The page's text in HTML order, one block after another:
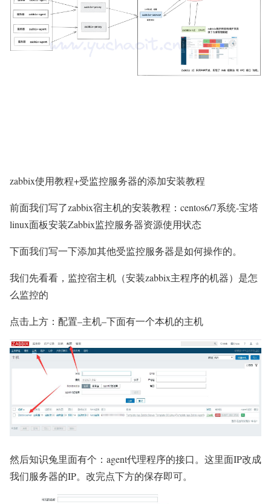
zabbix使用教程+受监控服务器的添加安装教程
前面我们写了zabbix宿主机的安装教程：centos6/7系统-宝塔
linux面板安装Zabbix监控服务器资源使用状态
下面我们写一下添加其他受监控服务器是如何操作的。
我们先看看，监控宿主机（安装zabbix主程序的机器）是怎
么监控的
点击上方：配置–主机–下面有一个本机的主机
然后知识兔里面有个：agent代理程序的接口。这里面IP改成
我们服务器的IP。改完点下方的保存即可。